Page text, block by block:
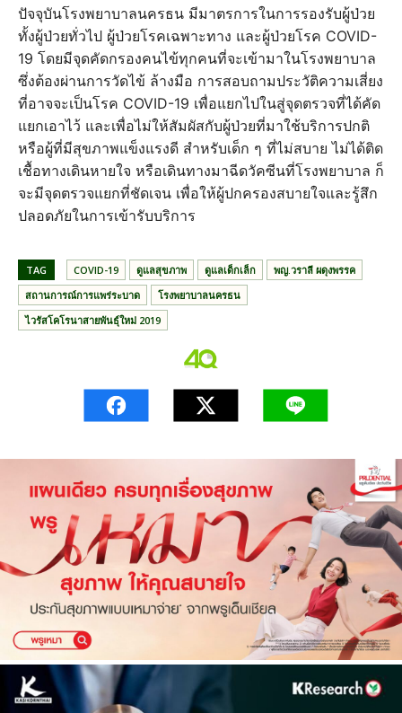
ปัจจุบันโรงพยาบาลนครธน มีมาตรการในการรองรับผู้ป่วย
ทั้งผู้ป่วยทั่วไป ผู้ป่วยโรคเฉพาะทาง และผู้ป่วยโรค COVID-
19 โดยมีจุดคัดกรองคนไข้ทุกคนที่จะเข้ามาในโรงพยาบาล
ซึ่งต้องผ่านการวัดไข้ ล้างมือ การสอบถามประวัติความเสี่ยง
ที่อาจจะเป็นโรค COVID-19 เพื่อแยกไปในสู่จุดตรวจที่ได้คัด
แยกเอาไว้ และเพื่อไม่ให้สัมผัสกับผู้ป่วยที่มาใช้บริการปกติ
หรือผู้ที่มีสุขภาพแข็งแรงดี สำหรับเด็ก ๆ ที่ไม่สบาย ไม่ได้ติด
เชื้อทางเดินหายใจ หรือเดินทางมาฉีดวัคซีนที่โรงพยาบาล ก็
จะมีจุดตรวจแยกที่ชัดเจน เพื่อให้ผู้ปกครองสบายใจและรู้สึก
ปลอดภัยในการเข้ารับบริการ
TAG COVID-19 ดูแลสุขภาพ ดูแลเด็กเล็ก
พญ.วราลี ผดุงพรรค
สถานการณ์การแพร่ระบาด
โรงพยาบาลนครธน
ไวรัสโคโรนาสายพันธุ์ใหม่ 2019